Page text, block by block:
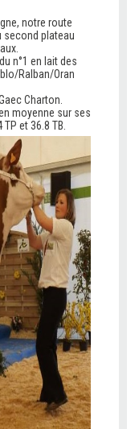
notre route
second plateau
n°1 en lait des
Ralban/Oran
Charton.
moyenne sur ses
et 36.8 TB.